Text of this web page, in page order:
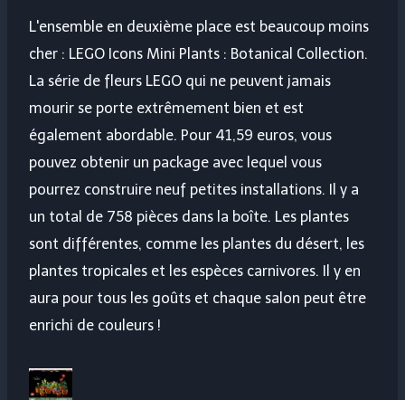
L'ensemble en deuxième place est beaucoup moins
cher : LEGO Icons Mini Plants : Botanical Collection.
La série de fleurs LEGO qui ne peuvent jamais
mourir se porte extrêmement bien et est
également abordable. Pour 41,59 euros, vous
pouvez obtenir un package avec lequel vous
pourrez construire neuf petites installations. Il y a
un total de 758 pièces dans la boîte. Les plantes
sont différentes, comme les plantes du désert, les
plantes tropicales et les espèces carnivores. Il y en
aura pour tous les goûts et chaque salon peut être
enrichi de couleurs !